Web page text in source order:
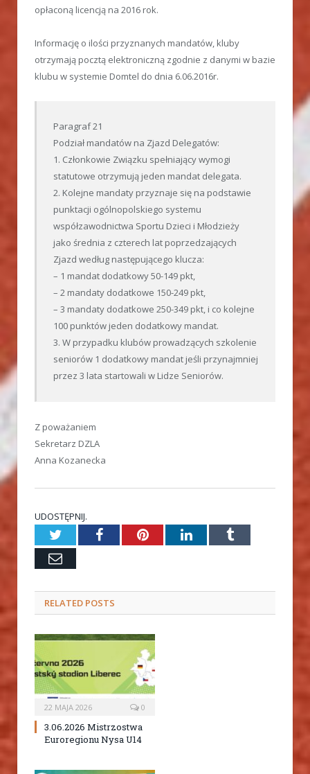
opłaconą licencją na 2016 rok.
Informację o ilości przyznanych mandatów, kluby
otrzymają pocztą elektroniczną zgodnie z danymi w bazie
klubu w systemie Domtel do dnia 6.06.2016r.
Paragraf 21
Podział mandatów na Zjazd Delegatów:
1. Członkowie Związku spełniający wymogi
statutowe otrzymują jeden mandat delegata.
2. Kolejne mandaty przyznaje się na podstawie
punktacji ogólnopolskiego systemu
współzawodnictwa Sportu Dzieci i Młodzieży
jako średnia z czterech lat poprzedzających
Zjazd według następującego klucza:
– 1 mandat dodatkowy 50-149 pkt,
– 2 mandaty dodatkowe 150-249 pkt,
– 3 mandaty dodatkowe 250-349 pkt, i co kolejne
100 punktów jeden dodatkowy mandat.
3. W przypadku klubów prowadzących szkolenie
seniorów 1 dodatkowy mandat jeśli przynajmniej
przez 3 lata startowali w Lidze Seniorów.
Z poważaniem
Sekretarz DZLA
Anna Kozanecka
UDOSTĘPNIJ.
TwitterFacebookPinterestLinkedInTumblr
Email
RELATED POSTS
22 MAJA 2026 0
3.06.2026 Mistrzostwa
Euroregionu Nysa U14